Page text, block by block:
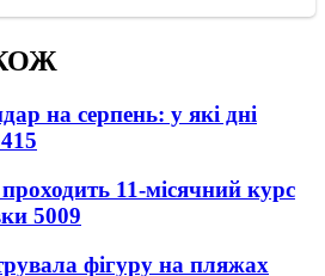
на серпень: у які дні
11-місячний курс
5009
фігуру на пляжах